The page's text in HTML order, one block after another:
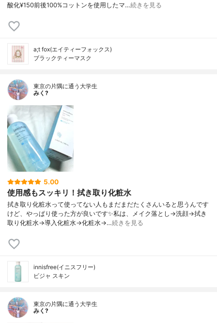
酸化 ¥150前後 100%コットンを使用したマ…続きを見る
a;t fox(エイティーフォックス)
ブラックティーマスク
東京の片隅に通う大学生
みく?
5.00
使用感もスッキリ！拭き取り化粧水
拭き取り化粧水って使ってない人もまだまだたくさんいると思うんです
けど、やっぱり使った方が良いです✨私は、メイク落とし→洗顔→拭き
取り化粧水→導入化粧水→化粧水→…続きを見る
innisfree(イニスフリー)
ビジャ スキン
東京の片隅に通う大学生
みく?